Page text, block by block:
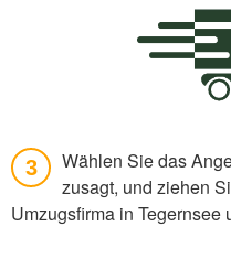
3
Wählen Sie das
zusagt, und ziehen
Umzugsfirma in Tegernsee